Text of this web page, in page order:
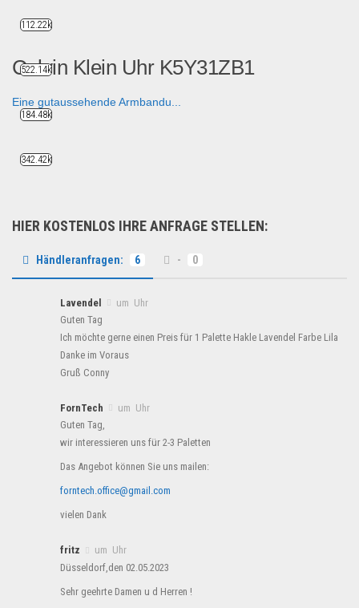
Calvin Klein Uhr K5Y31ZB1
Eine gutaussehende Armbandu...
Uhren & Schmuck
HIER KOSTENLOS IHRE ANFRAGE STELLEN:
Händleranfragen: 6 - 0
Lavendel
um Uhr
Guten Tag
Ich möchte gerne einen Preis für 1 Palette Hakle Lavendel Farbe Lila
Danke im Voraus
Gruß Conny
FornTech
um Uhr
Guten Tag,
wir interessieren uns für 2-3 Paletten
Das Angebot können Sie uns mailen:
forntech.office@gmail.com
vielen Dank
fritz
um Uhr
Düsseldorf,den 02.05.2023
Sehr geehrte Damen u d Herren !
112.22k
522.14k
184.48k
342.42k